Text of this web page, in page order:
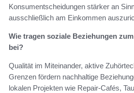
Konsumentscheidungen stärker an
ausschließlich am Einkommen
Wie tragen soziale Beziehungen
bei?
Qualität im Miteinander, aktive
Grenzen fördern nachhaltige
lokalen Projekten wie Repair-Cafés,